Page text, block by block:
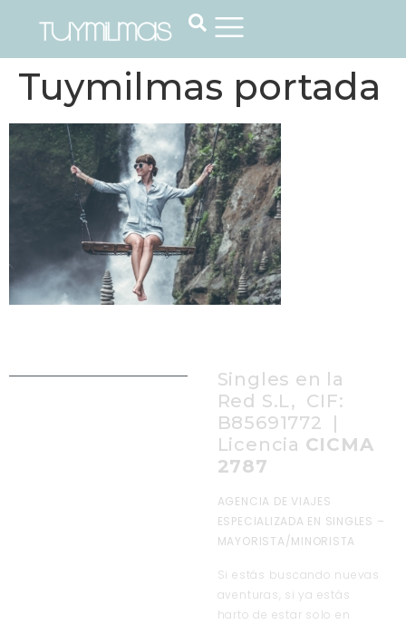
Tuymilmas portada
Singles en la
Red S.L, CIF:
B85691772 |
Licencia CICMA
2787
AGENCIA DE VIAJES
ESPECIALIZADA EN SINGLES –
MAYORISTA/MINORISTA
Si estás buscando nuevas
aventuras, si ya estás
harto de estar solo en